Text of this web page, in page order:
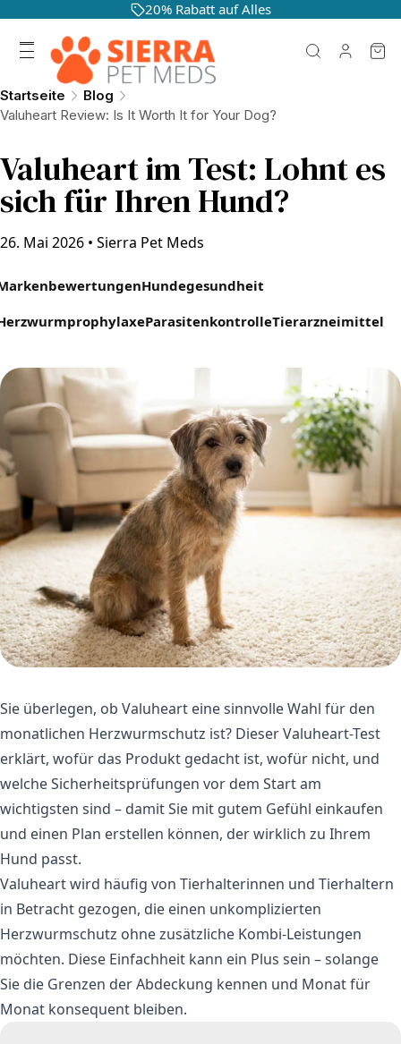
20% Rabatt auf Alles
Startseite
Blog
Valuheart Review: Is It Worth It for Your Dog?
Valuheart im Test: Lohnt es
sich für Ihren Hund?
26. Mai 2026 • Sierra Pet Meds
Hundegesundheit
ParasitenkontrolleTierarzneimittel
Sie überlegen, ob Valuheart eine sinnvolle Wahl für den
monatlichen Herzwurmschutz ist? Dieser Valuheart-Test
erklärt, wofür das Produkt gedacht ist, wofür nicht, und
welche Sicherheitsprüfungen vor dem Start am
wichtigsten sind – damit Sie mit gutem Gefühl einkaufen
und einen Plan erstellen können, der wirklich zu Ihrem
Hund passt.
Valuheart wird häufig von Tierhalterinnen und Tierhaltern
in Betracht gezogen, die einen unkomplizierten
Herzwurmschutz ohne zusätzliche Kombi-Leistungen
möchten. Diese Einfachheit kann ein Plus sein – solange
Sie die Grenzen der Abdeckung kennen und Monat für
Monat konsequent bleiben.